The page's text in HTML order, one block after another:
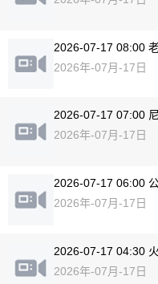
2026-07-17 08:00
2026年-07月-17日
2026-07-17 07:00
2026年-07月-17日
2026-07-17 06:00
2026年-07月-17日
2026-07-17 04:30
2026年-07月-17日